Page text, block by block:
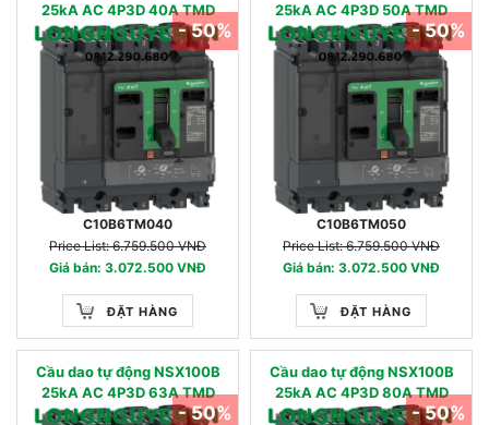
25kA AC 4P3D 40A TMD
C10B6TM040
Price List: 6.759.500 VNĐ
Giá bán: 3.072.500 VNĐ
ĐẶT HÀNG
- 50%
25kA AC 4P3D 50A TMD
C10B6TM050
Price List: 6.759.500 VNĐ
Giá bán: 3.072.500 VNĐ
ĐẶT HÀNG
- 50%
Cầu dao tự động NSX100B
25kA AC 4P3D 63A TMD
- 50%
Cầu dao tự động NSX100B
25kA AC 4P3D 80A TMD
- 50%